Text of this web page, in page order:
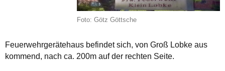
Foto: Götz Göttsche
Feuerwehrgerätehaus befindet sich, von Groß Lobke aus
kommend, nach ca. 200m auf der rechten Seite.